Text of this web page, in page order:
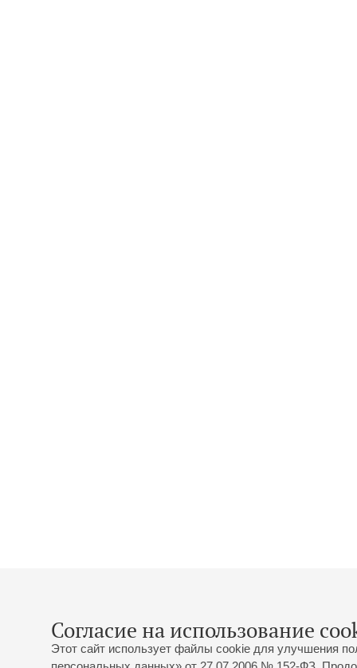
Согласие на использование
Этот сайт использует файлы cookie для улучшения